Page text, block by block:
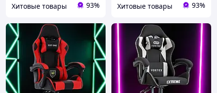
Хитовые товары 93% Хитовые товары 93%